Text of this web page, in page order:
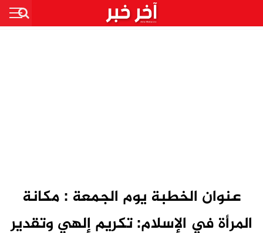
عنوان الخطبة يوم الجمعة : مكانة
المرأة في الإسلام: تكريم إلهي وتقدير